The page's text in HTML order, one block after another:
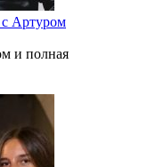
с Артуром
и полная